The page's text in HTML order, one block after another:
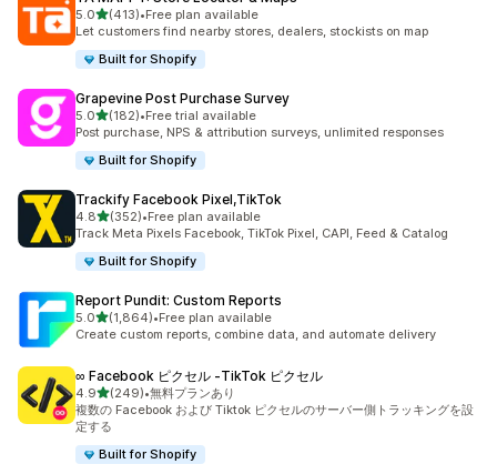
5.05つ星中
(413)
合計レビュー数：413件
•Free plan available
Let customers find nearby stores, dealers, stockists on map
Built for Shopify
Grapevine Post Purchase Survey
5.05つ星中
(182)
合計レビュー数：182件
•Free trial available
Post purchase, NPS & attribution surveys, unlimited responses
Built for Shopify
Trackify Facebook Pixel,TikTok
4.85つ星中
(352)
合計レビュー数：352件
•Free plan available
Track Meta Pixels Facebook, TikTok Pixel, CAPI, Feed & Catalog
Built for Shopify
Report Pundit: Custom Reports
5.05つ星中
(1,864)
合計レビュー数：1864件
•Free plan available
Create custom reports, combine data, and automate delivery
∞ Facebook ピクセル ‑TikTok ピクセル
4.95つ星中
(249)
合計レビュー数：249件
•無料プランあり
複数の Facebook および Tiktok ピクセルのサーバー側トラッキングを設
定する
Built for Shopify